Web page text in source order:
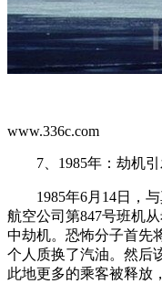
www.336c.com
7、1985年：劫机引
1985年6月14日，与
航空公司第847号班机
中劫机。恐怖分子首先
个人质换了汽油。然后
此地更多的乘客被释放